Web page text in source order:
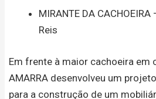
MIRANTE DA
Reis
Em frente à maior cachoeira em
AMARRA desenvolveu um
para a construção de um